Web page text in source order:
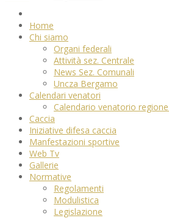
Home
Chi siamo
Organi federali
Attività sez. Centrale
News Sez. Comunali
Uncza Bergamo
Calendari venatori
Calendario venatorio
Caccia
Iniziative difesa caccia
Manfestazioni sportive
Web Tv
Gallerie
Normative
Regolamenti
Modulistica
Legislazione